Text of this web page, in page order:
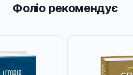
Фоліо рекомендує